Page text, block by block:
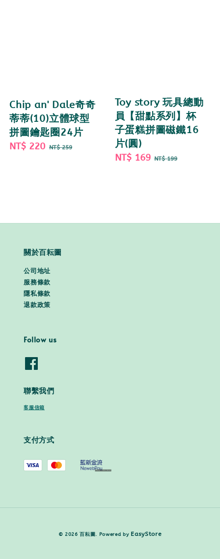
Chip an' Dale奇奇
蒂蒂(10)立體球型
拼圖鑰匙圈24片
Sale
NT$ 220 Regular
NT$ 259
Toy story 玩具總動
員【甜點系列】杯
子蛋糕拼圖磁鐵16
片(圓)
Sale
NT$ 169 Regular
NT$ 199
關於百耘圖
公司地址
服務條款
隱私條款
退款政策
Follow us
聯繫我們
客服信箱
支付方式
© 2026 百耘圖. Powered by EasyStore